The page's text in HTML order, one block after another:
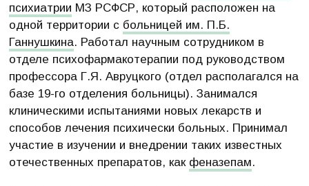
психиатрии МЗ РСФСР, который расположен на
одной территории с больницей им. П.Б.
Ганнушкина. Работал научным сотрудником в
отделе психофармакотерапии под руководством
профессора Г.Я. Авруцкого (отдел располагался на
базе 19-го отделения больницы). Занимался
клиническими испытаниями новых лекарств и
способов лечения психически больных. Принимал
участие в изучении и внедрении таких известных
отечественных препаратов, как феназепам.